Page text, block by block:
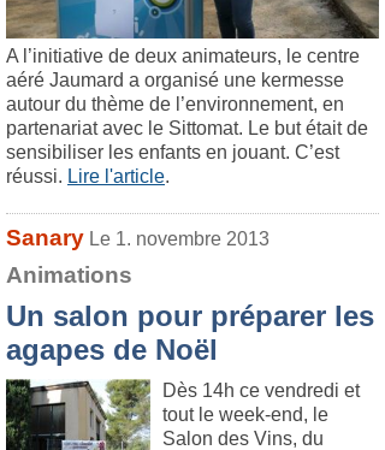
A l’initiative de deux animateurs, le centre
aéré Jaumard a organisé une kermesse
autour du thème de l’environnement, en
partenariat avec le Sittomat. Le but était de
sensibiliser les enfants en jouant. C’est
réussi. Lire l'article.
Sanary Le 1. novembre 2013
Animations
Un salon pour préparer les
agapes de Noël
Dès 14h ce vendredi et
tout le week-end, le
Salon des Vins, du